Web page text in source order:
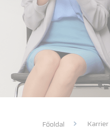
Főoldal Karrier